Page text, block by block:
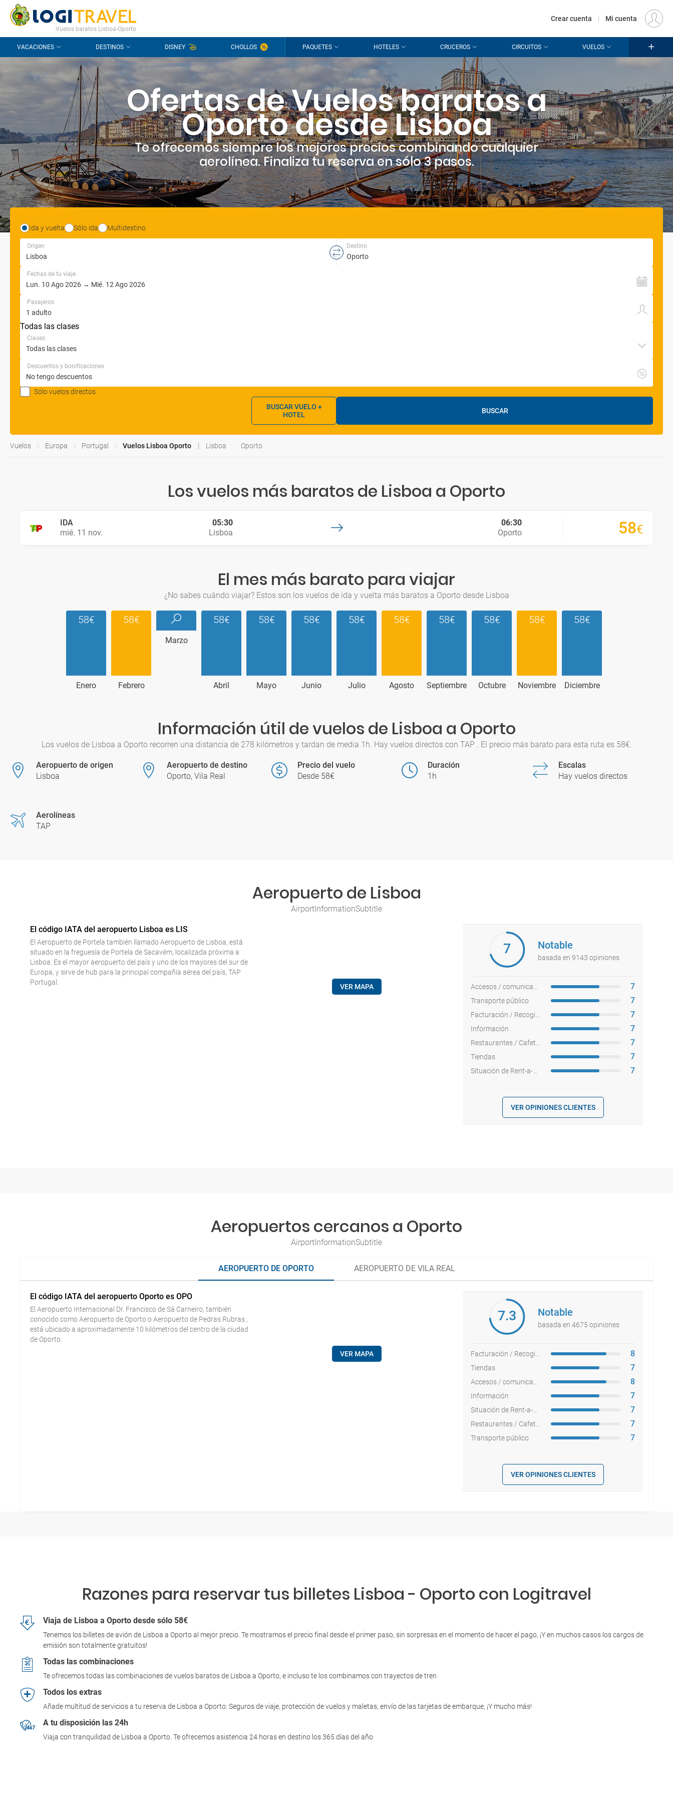
CONTACTO PREGUNTAS FRECUENTES EUR
Vuelos baratos Lisboa-Oporto
Crear cuenta | Mi cuenta
VACACIONES DESTINOS DISNEY CHOLLOS PAQUETES HOTELES CRUCEROS CIRCUITOS VUELOS
Ofertas de Vuelos baratos a
Oporto desde Lisboa
Te ofrecemos siempre los mejores precios combinando cualquier
aerolínea. Finaliza tu reserva en sólo 3 pasos.
Ida y vuelta Sólo ida Multidestino
Origen Destino
Fechas de tu viaje
Pasajeros
Todas las clases
Clases
Descuentos y bonificaciones
Sólo vuelos directos
BUSCAR
BUSCAR VUELO +
HOTEL
Vuelos Europa Portugal Vuelos Lisboa Oporto Lisboa Oporto
Los vuelos más baratos de Lisboa a Oporto
IDA
mié. 11 nov.
05:30
Lisboa
06:30
Oporto
58€
El mes más barato para viajar
¿No sabes cuándo viajar? Estos son los vuelos de ida y vuelta más baratos a Oporto desde Lisboa
58€
Enero
58€
Febrero
Marzo
58€
Abril
58€
Mayo
58€
Junio
58€
Julio
58€
Agosto
58€
Septiembre
58€
Octubre
58€
Noviembre
58€
Diciembre
Información útil de vuelos de Lisboa a Oporto
Los vuelos de Lisboa a Oporto recorren una distancia de 278 kilómetros y tardan de media 1h. Hay vuelos directos con TAP . El precio más barato para esta ruta es 58€.
Aeropuerto de origen
Lisboa
Aeropuerto de destino
Oporto, Vila Real
Precio del vuelo
Desde 58€
Duración
1h
Escalas
Hay vuelos directos
Aerolíneas
TAP
Aeropuerto de Lisboa
AirportInformationSubtitle
El código IATA del aeropuerto Lisboa es LIS
El Aeropuerto de Portela también llamado Aeropuerto de Lisboa, está
situado en la freguesía de Portela de Sacavém, localizada próxima a
Lisboa. Es el mayor aeropuerto del país y uno de los mayores del sur de
Europa, y sirve de hub para la principal compañía aérea del país, TAP
Portugal.
VER MAPA
7 Notable
basada en 9143 opiniones
7
Transporte público 7
7
Información 7
7
Tiendas 7
7
VER OPINIONES CLIENTES
Aeropuertos cercanos a Oporto
AirportInformationSubtitle
AEROPUERTO DE OPORTO AEROPUERTO DE VILA REAL
El código IATA del aeropuerto Oporto es OPO
El Aeropuerto Internacional Dr. Francisco de Sá Carneiro, también
conocido como Aeropuerto de Oporto o Aeropuerto de Pedras Rubras ,
está ubicado a aproximadamente 10 kilómetros del centro de la ciudad
de Oporto.
VER MAPA
7.3 Notable
basada en 4675 opiniones
8
Tiendas 7
8
Información 7
7
7
Transporte público 7
VER OPINIONES CLIENTES
Razones para reservar tus billetes Lisboa - Oporto con Logitravel
Viaja de Lisboa a Oporto desde sólo 58€
Tenemos los billetes de avión de Lisboa a Oporto al mejor precio. Te mostramos el precio final desde el primer paso, sin sorpresas en el momento de hacer el pago, ¡Y en muchos casos los cargos de
emisión son totalmente gratuitos!
Todas las combinaciones
Te ofrecemos todas las combinaciones de vuelos baratos de Lisboa a Oporto, e incluso te los combinamos con trayectos de tren
Todos los extras
Añade multitud de servicios a tu reserva de Lisboa a Oporto: Seguros de viaje, protección de vuelos y maletas, envío de las tarjetas de embarque, ¡Y mucho más!
A tu disposición las 24h
Viaja con tranquilidad de Lisboa a Oporto. Te ofrecemos asistencia 24 horas en destino los 365 días del año